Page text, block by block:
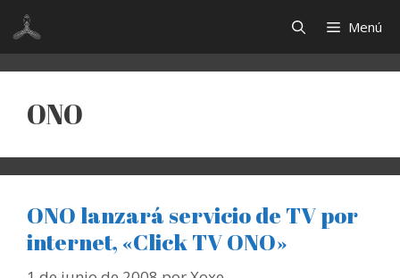
Saltar
contenido
Menú
ONO
ONO lanzará servicio de TV por
internet, «Click TV ONO»